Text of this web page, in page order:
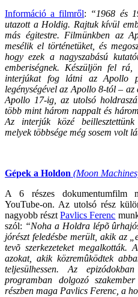
Információ a filmről: “1968 és
utazott a Holdig. Rajtuk kívül
más égitestre. Filmünkben az
mesélik el történetüket, és
hogy ezek a nagyszabású
emberiségnek. Készüljön fel rá,
interjúkat fog látni az Apollo
legénységével az Apollo 8-tól –
Apollo 17-ig, az utolsó
több mint három nappalt és
Az interjúk közé beillesztettünk
melyek többsége még sosem volt
Gépek a Holdon (Moon
A 6 részes dokumentumfilm
YouTube-on. Az utolsó rész
nagyobb résztPavlics Ferenc
szól: “Noha a Holdra lépõ
jórészt feledésbe merült, akik az
tevõ szerkezeteket megalkották.
azokat, akik közremûködtek
teljesülhessen. Az
programban dolgozó
részben maga Pavlics Ferenc, a